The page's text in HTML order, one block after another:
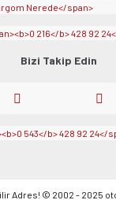
Bizi Takip Edin
Adres! © 2002 - 2025